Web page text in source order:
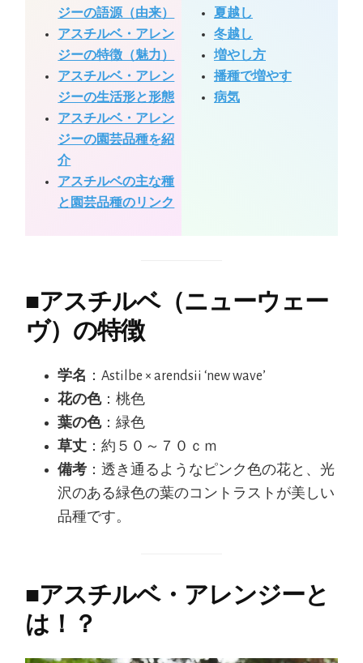
ジーの語源（由来）
アスチルベ・アレン
ジーの特徴（魅力）
アスチルベ・アレン
ジーの生活形と形態
アスチルベ・アレン
ジーの園芸品種を紹
介
アスチルベの主な種
と園芸品種のリンク
夏越し
冬越し
増やし方
播種で増やす
病気
■アスチルベ（ニューウェー
ヴ）の特徴
学名 ：Astilbe × arendsii ‘new wave’
花の色：桃色
葉の色：緑色
草丈 ：約５０～７０ｃｍ
備考 ：透き通るようなピンク色の花と、光
沢のある緑色の葉のコントラストが美しい
品種です。
■アスチルベ・アレンジーと
は！？